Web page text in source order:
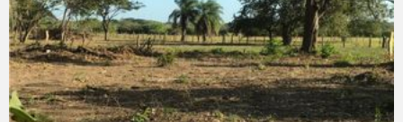
VER DETALLES